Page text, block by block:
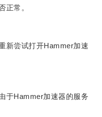
常。
尝试打开Hammer加速
Hammer加速器的服务